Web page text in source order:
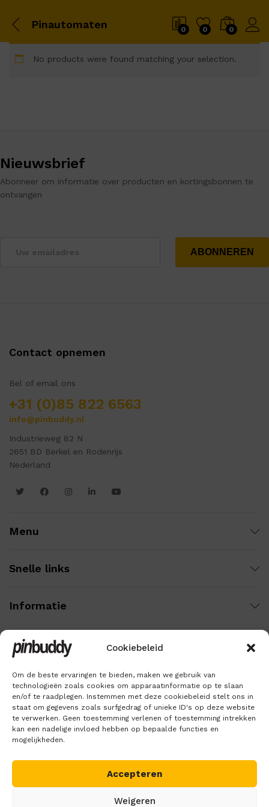
Cookiebeleid
Om de beste ervaringen te bieden, maken we gebruik van
technologieën zoals cookies om apparaatinformatie op te slaan
en/of te raadplegen. Instemmen met deze cookiebeleid stelt ons in
staat om gegevens zoals surfgedrag of unieke ID's op deze website
te verwerken. Geen toestemming verlenen of toestemming intrekken
kan een nadelige invloed hebben op bepaalde functies en
mogelijkheden.
Accepteren
Weigeren
Pinautomaten 0 0 0
No products were found matching your selection.
Nieuwsbrief
Abonneer om informatie over producten en kortingsbonnen te
ontvangen
Contact opnemen
Bel of email ons
+31 (0)85 822 6563
info@pinbuddy.nl
Industrieweg 82 N
2651 BD Berkel en Rodenrijs
Nederland
Menu
Snelle links
Informatie